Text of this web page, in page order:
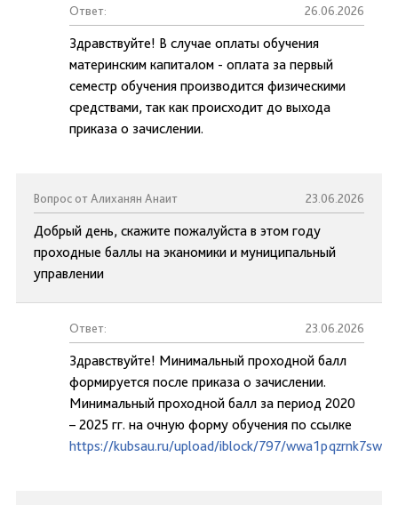
Ответ: 26.06.2026
Здравствуйте! В случае оплаты обучения
материнским капиталом - оплата за первый
семестр обучения производится физическими
средствами, так как происходит до выхода
приказа о зачислении.
Вопрос от Алиханян Анаит 23.06.2026
Добрый день, скажите пожалуйста в этом году
проходные баллы на эканомики и муниципальный
управлении
Ответ: 23.06.2026
Здравствуйте! Минимальный проходной балл
формируется после приказа о зачислении.
Минимальный проходной балл за период 2020
– 2025 гг. на очную форму обучения по ссылке
https://kubsau.ru/upload/iblock/797/